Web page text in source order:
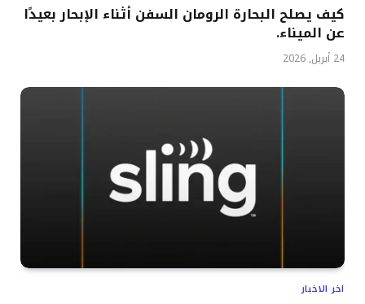
كيف يصلح البحارة الرومان السفن أثناء الإبحار بعيدًا
عن الميناء.
24 أبريل, 2026
اخر الاخبار